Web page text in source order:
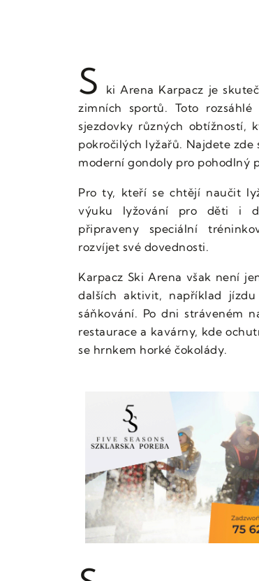
S
ki Arena Karpacz je
zimních sportů. Toto
sjezdovky různých obtížností,
pokročilých lyžařů. Najdete zde
moderní gondoly pro pohodlný
Pro ty, kteří se chtějí naučit
výuku lyžování pro děti i
připraveny speciální
rozvíjet své dovednosti.
Karpacz Ski Arena však není
dalších aktivit, například
sáňkování. Po dni stráveném
restaurace a kavárny, kde
se hrnkem horké čokolády.